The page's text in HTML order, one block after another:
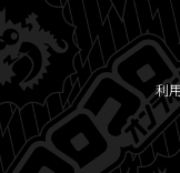
利